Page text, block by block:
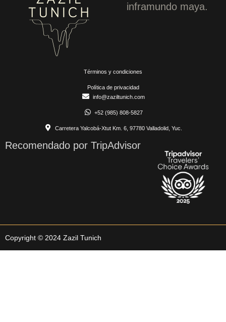
inframundo maya.
info@zaziltunich.com
+52 (985) 808-5827
Carretera Yalcobá-Xtut Km. 6, 97780 Valladolid, Yuc.
Términos y condiciones
Política de privacidad
Recomendado por TripAdvisor
Copyright © 2024 Zazil Tunich